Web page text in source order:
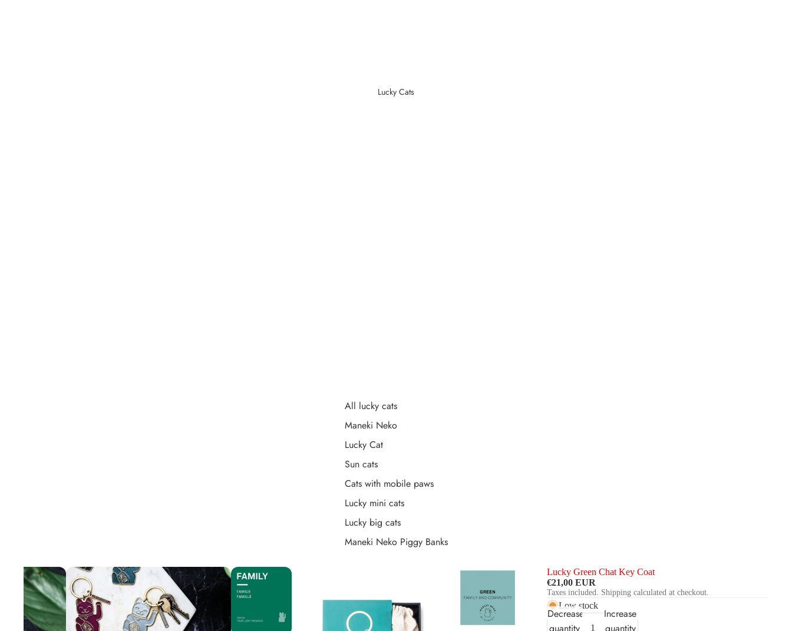
Lucky Cats
All lucky cats
Maneki Neko
Lucky Cat
Sun cats
Cats with mobile paws
Lucky mini cats
Lucky big cats
Maneki Neko Piggy Banks
Lucky Green Chat Key Coat
€21,00 EUR
Taxes included. Shipping calculated at checkout.
Low stock
Decrease
quantity
Increase
quantity